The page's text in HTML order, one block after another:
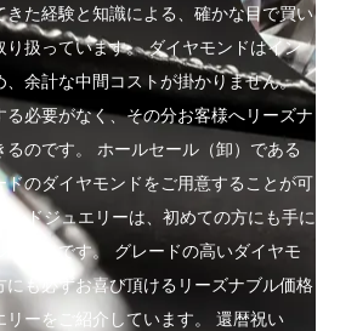
た経験と知識による、確かな目で買い
り扱っています。 ダイヤモンドはイン
、余計な中間コストが掛かりません。
必要がなく、その分お客様へリーズナ
るのです。 ホールセール（卸）である
のダイヤモンドをご用意することが可
ンドジュエリーは、初めての方にも手に
価格です。 グレードの高いダイヤモ
にも必ずお喜び頂けるリーズナブル価格
リーをご紹介しています。 還暦祝い